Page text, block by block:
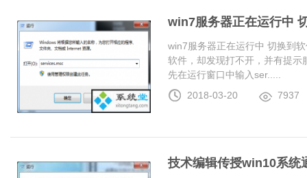
win7服务器正在运行中
win7服务器正在运行中 切换到
软件，却发现打不开，并有提
先在运行窗口中输入ser.....
2018-03-20
7937
技术编辑传授win10系统